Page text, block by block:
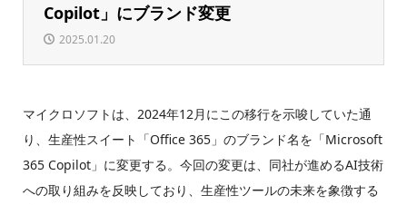
Copilot」にブランド変更
2025.01.20
マイクロソフトは、2024年12月にこの移行を示唆していた通
り、生産性スイート「Office 365」のブランド名を「Microsoft
365 Copilot」に変更する。今回の変更は、同社が進めるAI技術
への取り組みを反映しており、生産性ツールの未来を象徴する